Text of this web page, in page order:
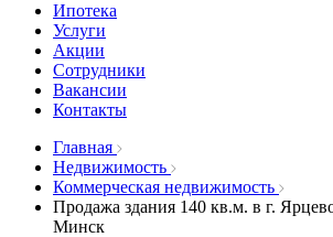
Ипотека
Услуги
Акции
Сотрудники
Вакансии
Контакты
Главная
Недвижимость
Коммерческая недвижимость
Продажа здания 140 кв.м. в г.
Минск